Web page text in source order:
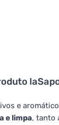
e
e limpa, tanto